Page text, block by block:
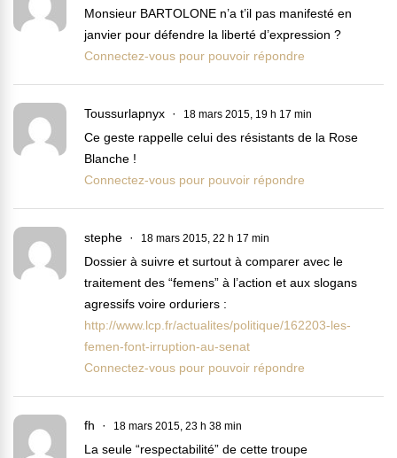
Monsieur BARTOLONE n’a t’il pas manifesté en
janvier pour défendre la liberté d’expression ?
Connectez-vous pour pouvoir répondre
Toussurlapnyx 18 mars 2015, 19 h 17 min
Ce geste rappelle celui des résistants de la Rose
Blanche !
Connectez-vous pour pouvoir répondre
stephe 18 mars 2015, 22 h 17 min
Dossier à suivre et surtout à comparer avec le
traitement des “femens” à l’action et aux slogans
agressifs voire orduriers :
http://www.lcp.fr/actualites/politique/162203-les-
femen-font-irruption-au-senat
Connectez-vous pour pouvoir répondre
fh 18 mars 2015, 23 h 38 min
La seule “respectabilité” de cette troupe